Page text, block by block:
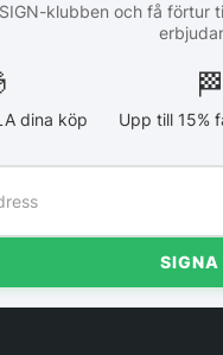
klubben och få
dina köp
🏁︎
Upp till 15%
SIGNA